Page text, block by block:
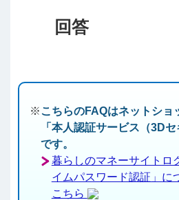
こちらのFAQはネットショ
「本人認証サービス（3D
です。
暮らしのマネーサイトロ
イムパスワード認証」に
こちら